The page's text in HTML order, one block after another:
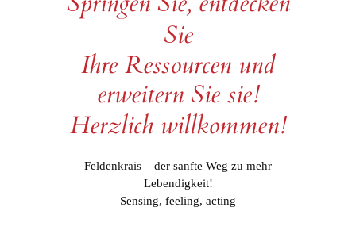
Sie
Ihre Ressourcen und
erweitern Sie sie!
Herzlich willkommen!
Feldenkrais – der sanfte Weg zu mehr
Lebendigkeit!
Sensing, feeling, acting